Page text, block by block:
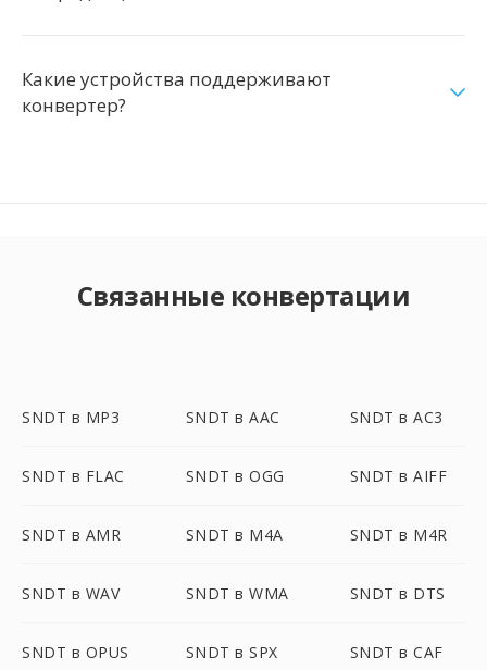
Какие устройства поддерживают
конвертер?
Связанные конвертации
SNDT в MP3 SNDT в AAC SNDT в AC3
SNDT в FLAC SNDT в OGG SNDT в AIFF
SNDT в AMR SNDT в M4A SNDT в M4R
SNDT в WAV SNDT в WMA SNDT в DTS
SNDT в OPUS SNDT в SPX SNDT в CAF